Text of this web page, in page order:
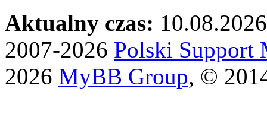
Aktualny czas:
2007-2026 Polski Support
2026 MyBB Group, ©